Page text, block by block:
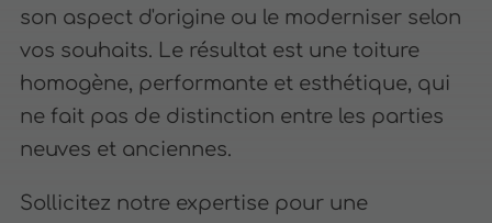
son aspect d'origine ou le moderniser selon
vos souhaits. Le résultat est une toiture
homogène, performante et esthétique, qui
ne fait pas de distinction entre les parties
neuves et anciennes.
Sollicitez notre expertise pour une